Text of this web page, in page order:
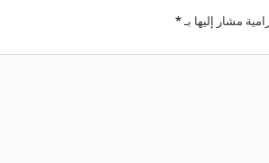
مشار إليها بـ*